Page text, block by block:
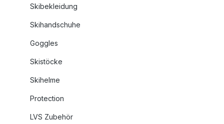
Skibekleidung
Skihandschuhe
Goggles
Skistöcke
Skihelme
Protection
LVS Zubehör